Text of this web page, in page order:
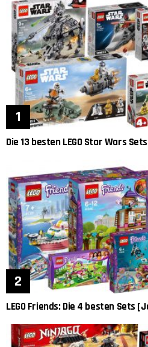
Die 13 besten LEGO Star Wars
LEGO Friends: Die 4 besten Sets